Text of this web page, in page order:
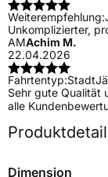
Weiterempfehlung:
Unkomplizierter,
AMAchim M.
22.04.2026
Fahrtentyp:Stadt
Sehr gute Qualität
alle
Dimension